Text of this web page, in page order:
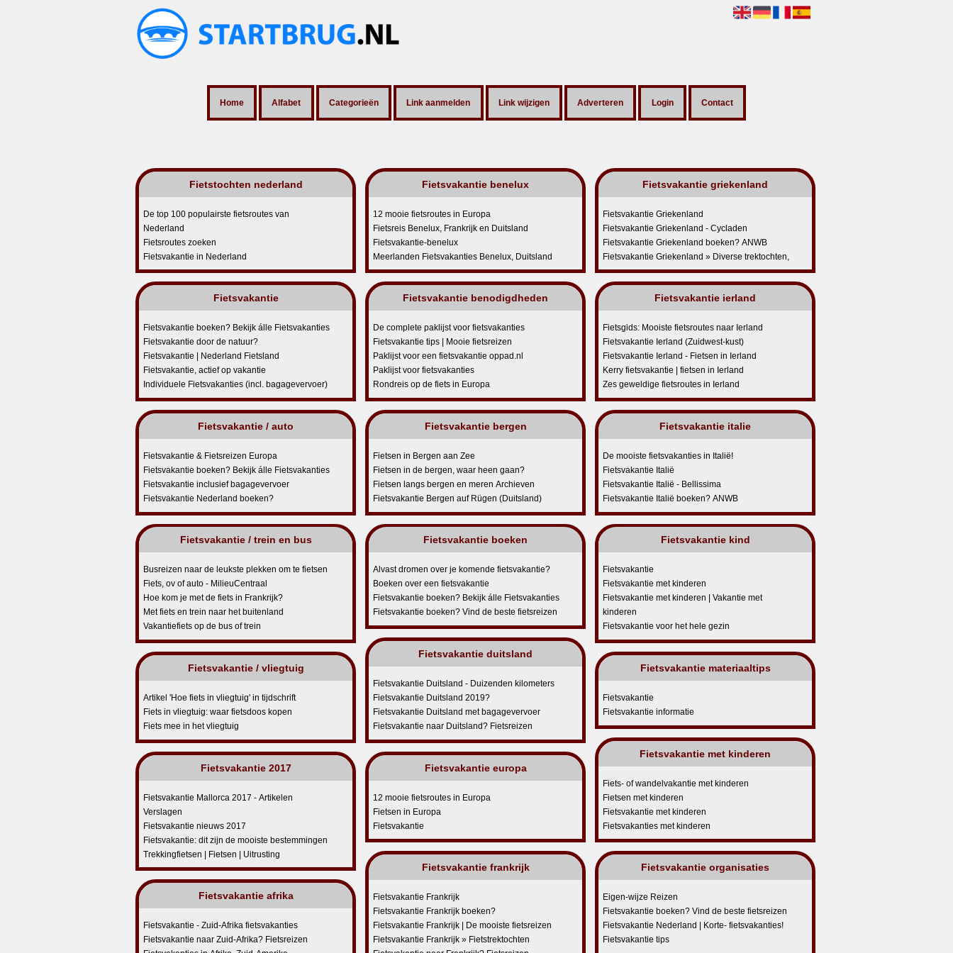
Home Alfabet Categorieën Link aanmelden Link wijzigen Adverteren Login Contact
Fietstochten nederland
De top 100 populairste fietsroutes van
Nederland
Fietsroutes zoeken
Fietsvakantie in Nederland
Fietsvakantie
Fietsvakantie boeken? Bekijk álle Fietsvakanties
Fietsvakantie door de natuur?
Fietsvakantie | Nederland Fietsland
Fietsvakantie, actief op vakantie
Individuele Fietsvakanties (incl. bagagevervoer)
Fietsvakantie / auto
Fietsvakantie & Fietsreizen Europa
Fietsvakantie boeken? Bekijk álle Fietsvakanties
Fietsvakantie inclusief bagagevervoer
Fietsvakantie Nederland boeken?
Fietsvakantie / trein en bus
Busreizen naar de leukste plekken om te fietsen
Fiets, ov of auto - MilieuCentraal
Hoe kom je met de fiets in Frankrijk?
Met fiets en trein naar het buitenland
Vakantiefiets op de bus of trein
Fietsvakantie / vliegtuig
Artikel 'Hoe fiets in vliegtuig' in tijdschrift
Fiets in vliegtuig: waar fietsdoos kopen
Fiets mee in het vliegtuig
Fietsvakantie 2017
Fietsvakantie Mallorca 2017 - Artikelen
Verslagen
Fietsvakantie nieuws 2017
Fietsvakantie: dit zijn de mooiste bestemmingen
Trekkingfietsen | Fietsen | Uitrusting
Fietsvakantie afrika
Fietsvakantie - Zuid-Afrika fietsvakanties
Fietsvakantie naar Zuid-Afrika? Fietsreizen
Fietsvakantie benelux
12 mooie fietsroutes in Europa
Fietsreis Benelux, Frankrijk en Duitsland
Fietsvakantie-benelux
Meerlanden Fietsvakanties Benelux, Duitsland
Fietsvakantie benodigdheden
De complete paklijst voor fietsvakanties
Fietsvakantie tips | Mooie fietsreizen
Paklijst voor een fietsvakantie oppad.nl
Paklijst voor fietsvakanties
Rondreis op de fiets in Europa
Fietsvakantie bergen
Fietsen in Bergen aan Zee
Fietsen in de bergen, waar heen gaan?
Fietsen langs bergen en meren Archieven
Fietsvakantie Bergen auf Rügen (Duitsland)
Fietsvakantie boeken
Alvast dromen over je komende fietsvakantie?
Boeken over een fietsvakantie
Fietsvakantie boeken? Bekijk álle Fietsvakanties
Fietsvakantie boeken? Vind de beste fietsreizen
Fietsvakantie duitsland
Fietsvakantie Duitsland - Duizenden kilometers
Fietsvakantie Duitsland 2019?
Fietsvakantie Duitsland met bagagevervoer
Fietsvakantie naar Duitsland? Fietsreizen
Fietsvakantie europa
12 mooie fietsroutes in Europa
Fietsen in Europa
Fietsvakantie
Fietsvakantie frankrijk
Fietsvakantie Frankrijk
Fietsvakantie Frankrijk boeken?
Fietsvakantie Frankrijk | De mooiste fietsreizen
Fietsvakantie Frankrijk » Fietstrektochten
Fietsvakantie griekenland
Fietsvakantie Griekenland
Fietsvakantie Griekenland - Cycladen
Fietsvakantie Griekenland boeken? ANWB
Fietsvakantie Griekenland » Diverse trektochten,
Fietsvakantie ierland
Fietsgids: Mooiste fietsroutes naar Ierland
Fietsvakantie Ierland (Zuidwest-kust)
Fietsvakantie Ierland - Fietsen in Ierland
Kerry fietsvakantie | fietsen in Ierland
Zes geweldige fietsroutes in Ierland
Fietsvakantie italie
De mooiste fietsvakanties in Italië!
Fietsvakantie Italië
Fietsvakantie Italië - Bellissima
Fietsvakantie Italië boeken? ANWB
Fietsvakantie kind
Fietsvakantie
Fietsvakantie met kinderen
Fietsvakantie met kinderen | Vakantie met
kinderen
Fietsvakantie voor het hele gezin
Fietsvakantie materiaaltips
Fietsvakantie
Fietsvakantie informatie
Fietsvakantie met kinderen
Fiets- of wandelvakantie met kinderen
Fietsen met kinderen
Fietsvakantie met kinderen
Fietsvakanties met kinderen
Fietsvakantie organisaties
Eigen-wijze Reizen
Fietsvakantie boeken? Vind de beste fietsreizen
Fietsvakantie Nederland | Korte- fietsvakanties!
Fietsvakantie tips